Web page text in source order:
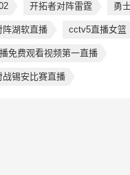
开拓者对阵雷霆 勇
阵湖软直播 cctv5直播女篮
免费观看视频第一直播
战锡安比赛直播